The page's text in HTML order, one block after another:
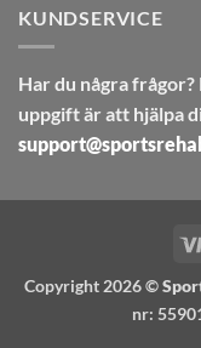
KUNDSERVICE
Har du några
uppgift är att hjälpa
Copyright 2026 ©
nr: